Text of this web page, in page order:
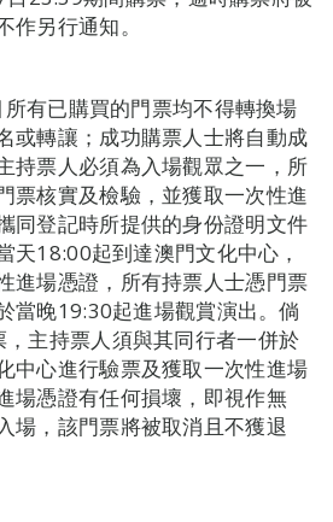
作另行通知。
有已購買的門票均不得轉換場
或轉讓；成功購票人士將自動成
持票人必須為入場觀眾之一，所
票核實及檢驗，並獲取一次性進
同登記時所提供的身份證明文件
天18:00起到達澳門文化中心，
進場憑證，所有持票人士憑門票
當晚19:30起進場觀賞演出。倘
主持票人須與其同行者一併於
中心進行驗票及獲取一次性進場
場憑證有任何損壞，即視作無
場，該門票將被取消且不獲退